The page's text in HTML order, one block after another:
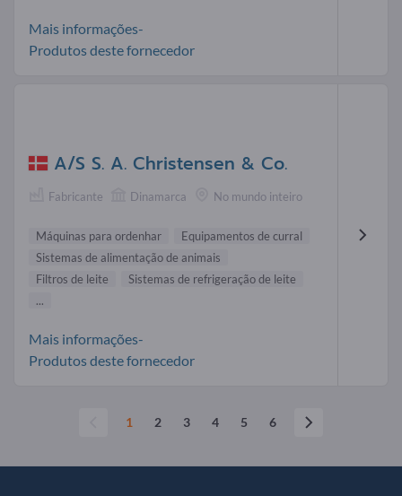
Mais informações-
Produtos deste fornecedor
A/S S. A. Christensen & Co.
Fabricante Dinamarca No mundo inteiro
Máquinas para ordenhar
Equipamentos de curral
Sistemas de alimentação de animais
Filtros de leite
Sistemas de refrigeração de leite
...
Mais informações-
Produtos deste fornecedor
1 2 3 4 5 6